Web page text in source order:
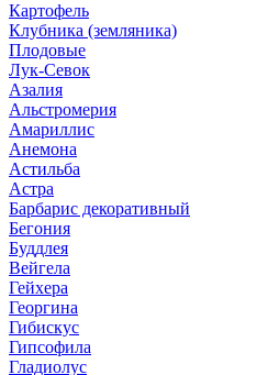
Картофель
Клубника (земляника)
Плодовые
Лук-Севок
Азалия
Альстромерия
Амариллис
Анемона
Астильба
Астра
Барбарис декоративный
Бегония
Буддлея
Вейгела
Гейхера
Георгина
Гибискус
Гипсофила
Гладиолус